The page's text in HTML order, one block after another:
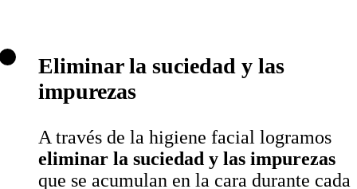
Eliminar la suciedad y las
impurezas
A través de la higiene facial logramos
eliminar la suciedad y las impurezas
que se acumulan en la cara durante cada